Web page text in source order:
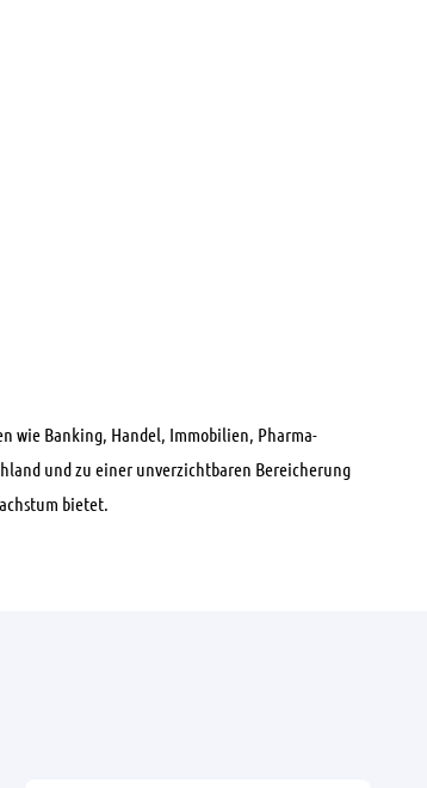
wie Banking, Handel, Immobilien, Pharma-
und zu einer unverzichtbaren Bereicherung
bietet.